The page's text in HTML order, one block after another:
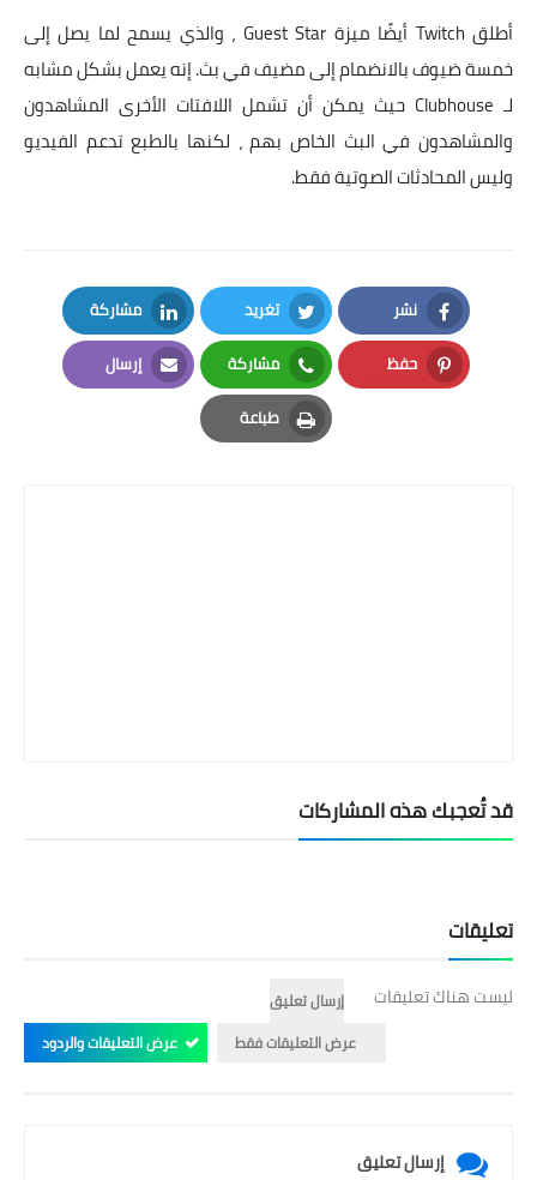
أطلق Twitch أيضًا ميزة Guest Star ، والذي يسمح لما يصل إلى
خمسة ضيوف بالانضمام إلى مضيف في بث. إنه يعمل بشكل مشابه
لـ Clubhouse حيث يمكن أن تشمل اللافتات الأخرى المشاهدون
والمشاهدون في البث الخاص بهم ، لكنها بالطبع تدعم الفيديو
وليس المحادثات الصوتية فقط.
نشر
Facebook
تغريد
Twitter
مشاركة
LinkedIn
حفظ
Pinterest
مشاركة
Whatsapp
إرسال
Email
طباعة
Print
قد تُعجبك هذه المشاركات
تعليقات
ليست هناك تعليقات
إرسال تعليق
عرض التعليقات فقط
عرض التعليقات والردود
إرسال تعليق